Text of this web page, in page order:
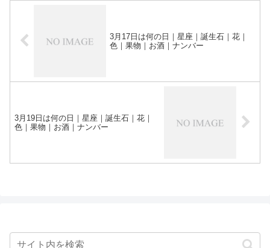
3月17日は何の日｜星座｜誕生石｜花｜
色｜果物｜お酒｜ナンバー
3月19日は何の日｜星座｜誕生石｜花｜
色｜果物｜お酒｜ナンバー